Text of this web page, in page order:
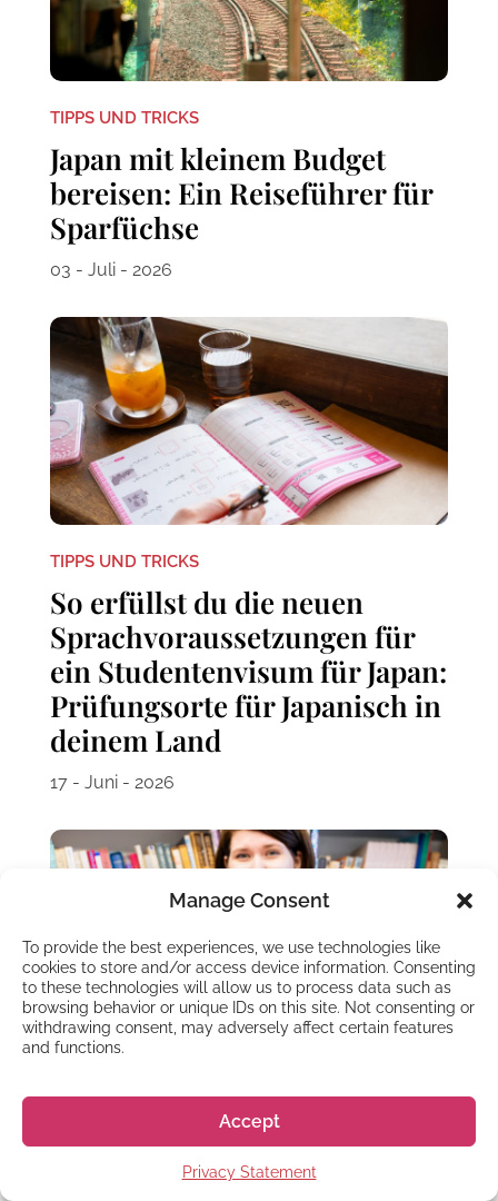
Manage Consent
To provide the best experiences, we use technologies like
cookies to store and/or access device information. Consenting
to these technologies will allow us to process data such as
browsing behavior or unique IDs on this site. Not consenting or
withdrawing consent, may adversely affect certain features
and functions.
Accept
Privacy Statement
TIPPS UND TRICKS
Japan mit kleinem Budget
bereisen: Ein Reiseführer für
Sparfüchse
03 - Juli - 2026
TIPPS UND TRICKS
So erfüllst du die neuen
Sprachvoraussetzungen für
ein Studentenvisum für Japan:
Prüfungsorte für Japanisch in
deinem Land
17 - Juni - 2026
Der JLPT-Test – Wie auch du
diese Japanisch-Prüfung